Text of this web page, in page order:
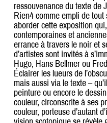
ressouvenance du texte de
Rien4 comme empli de tout
aborder cette exposition
contemporaines et
errance à travers le noir et
d’artistes sont invités à
Hugo, Hans Bellmer ou
Éclairer les lueurs de
mais aussi via le texte –
peinture ou encore le
couleur, circonscrite à ses
couleur, porteuse d’autant